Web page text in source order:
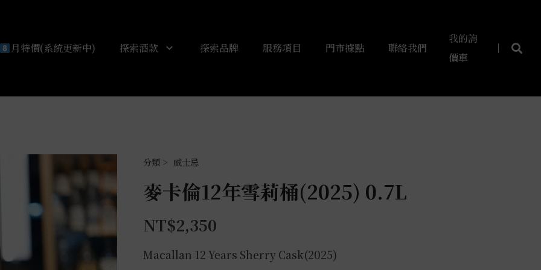
月特價(系統更新中) 探索酒款 探索品牌 服務項目 門市據點 聯絡我們
我的詢
價車
威士忌
麥卡倫12年雪莉桶(2025) 0.7L
NT$2,350
Macallan 12 Years Sherry Cask(2025)